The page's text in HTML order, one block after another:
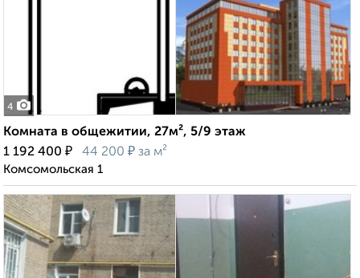
4
Комната в общежитии, 27м², 5/9 этаж
1 192 400 ₽ 44 200 ₽ за м²
Комсомольская 1